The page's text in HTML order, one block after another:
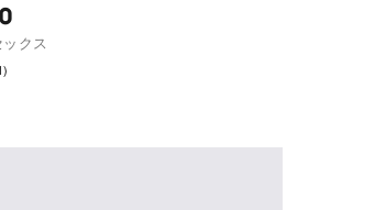
ックス